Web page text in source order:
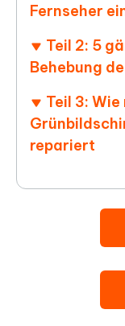
Fernseher
Teil 2: 5
Behebung
Teil 3:
repariert